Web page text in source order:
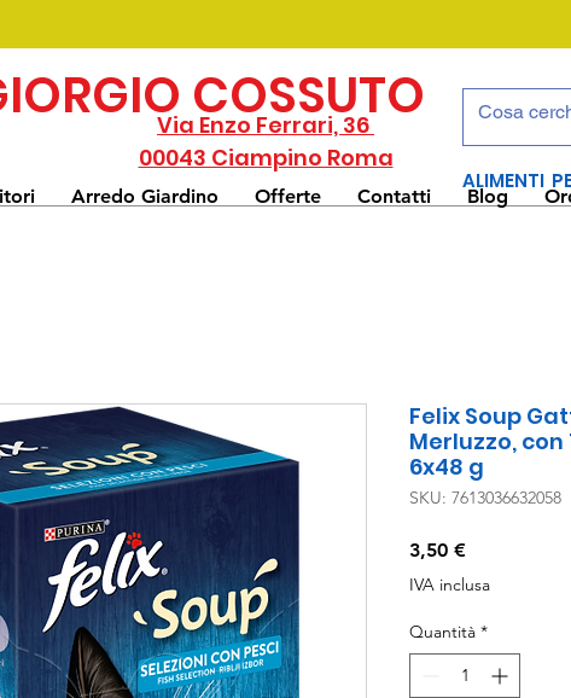
Arredo Giardino Offerte Contatti Blog
COSSUTO
Via Enzo Ferrari, 36
00043 Ciampino Roma
ALIMENTI
Felix Soup
Merluzzo,
6x48 g
SKU: 7613036632058
3,50 €Prezzo
IVA inclusa
Quantità *